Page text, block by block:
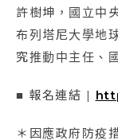
許樹坤，國立中
布列塔尼大學地
究推動中主任、
■ 報名連結 |
＊因應政府防疫